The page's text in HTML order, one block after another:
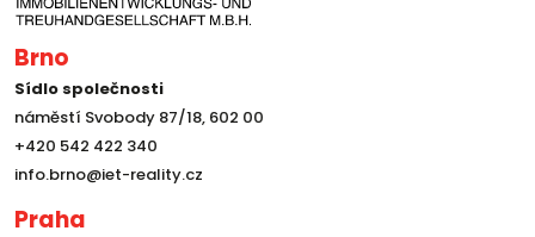
Brno
Sídlo společnosti
náměstí Svobody 87/18, 602 00
+420 542 422 340
info.brno@iet-reality.cz
Praha